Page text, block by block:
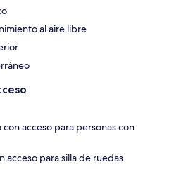
al aire libre
acceso para personas con
acceso para silla de ruedas